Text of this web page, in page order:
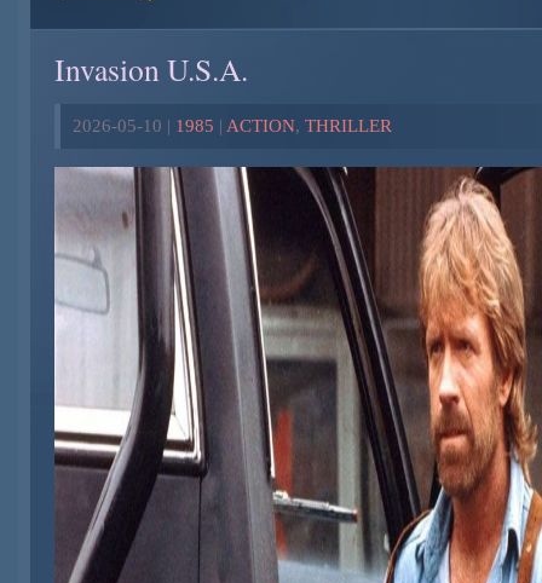
Invasion U.S.A.
2026-05-10 | 1985 | ACTION, THRILLER